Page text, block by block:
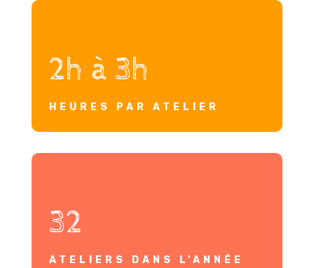
2h à 3h
HEURES PAR ATELIER
32
ATELIERS DANS L'ANNÉE